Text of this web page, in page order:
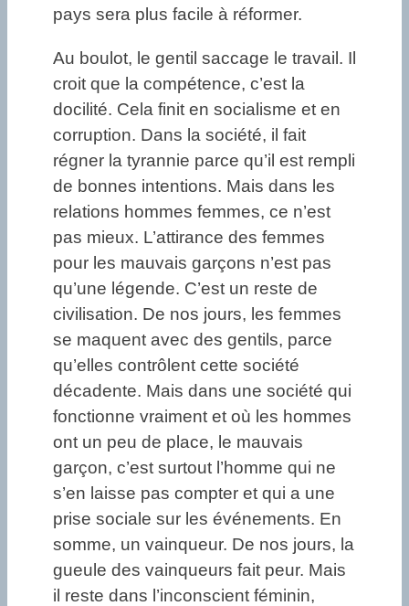
pays sera plus facile à réformer.
Au boulot, le gentil saccage le travail. Il
croit que la compétence, c’est la
docilité. Cela finit en socialisme et en
corruption. Dans la société, il fait
régner la tyrannie parce qu’il est rempli
de bonnes intentions. Mais dans les
relations hommes femmes, ce n’est
pas mieux. L’attirance des femmes
pour les mauvais garçons n’est pas
qu’une légende. C’est un reste de
civilisation. De nos jours, les femmes
se maquent avec des gentils, parce
qu’elles contrôlent cette société
décadente. Mais dans une société qui
fonctionne vraiment et où les hommes
ont un peu de place, le mauvais
garçon, c’est surtout l’homme qui ne
s’en laisse pas compter et qui a une
prise sociale sur les événements. En
somme, un vainqueur. De nos jours, la
gueule des vainqueurs fait peur. Mais
il reste dans l’inconscient féminin,